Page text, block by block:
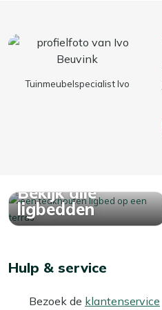
Tuinmeubelspecialist Ivo
Bekijk alle
ligbedden
Hulp & service
Bezoek de klantenservice